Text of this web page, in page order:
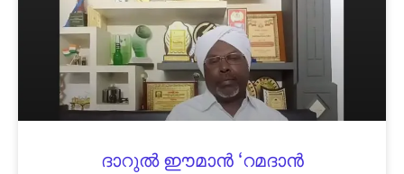
ദാറുൽ ഈമാൻ ‘റമദാൻ